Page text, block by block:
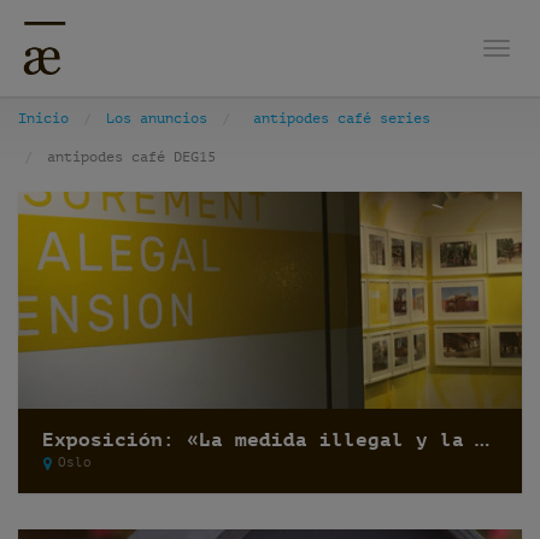
Inicio Los anuncios antipodes café series
antipodes café DEG15
Exposición: «La medida illegal y la dimensión alegal» por Recetas Urbanas
Oslo